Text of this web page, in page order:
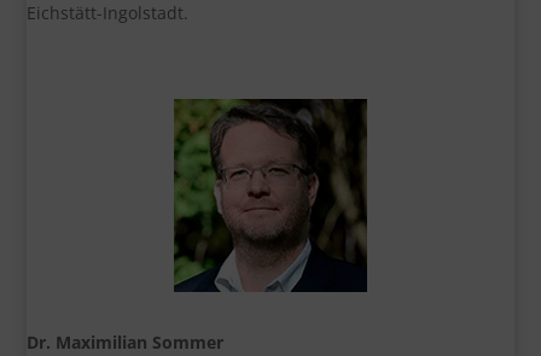
Eichstätt-Ingolstadt.
Dr. Maximilian Sommer